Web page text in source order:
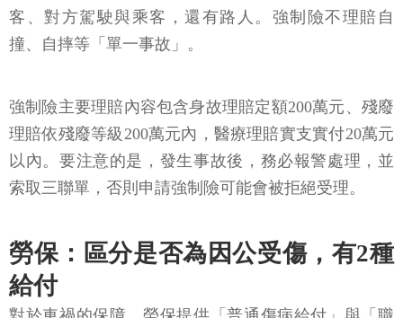
客、對方駕駛與乘客，還有路人。強制險不理賠自
撞、自摔等「單一事故」。
強制險主要理賠內容包含身故理賠定額200萬元、殘廢
理賠依殘廢等級200萬元內，醫療理賠實支實付20萬元
以內。要注意的是，發生事故後，務必報警處理，並
索取三聯單，否則申請強制險可能會被拒絕受理。
勞保：區分是否為因公受傷，有2種
給付